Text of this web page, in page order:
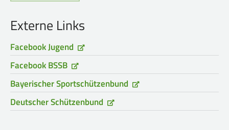
Externe Links
Facebook Jugend
Facebook BSSB
Bayerischer Sportschützenbund
Deutscher Schützenbund